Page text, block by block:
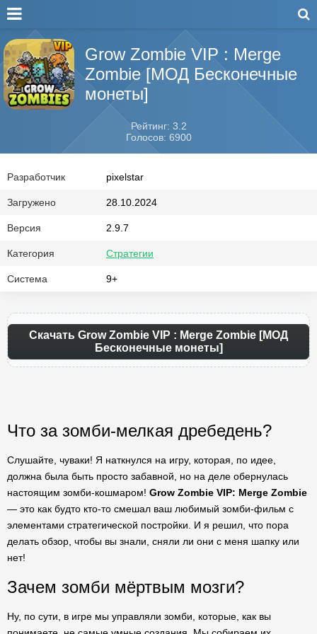
Grow Zombie VIP : Merge
Zombie [МОД Бесконечные
монеты]
Рейтинг: 3.2
Голосов: 6900
Разработчик pixelstar
Загружено 28.10.2024
Версия 2.9.7
Категория Стратегии
Система 9+
Скачать Grow Zombie VIP : Merge Zombie [МОД
Бесконечные монеты]
Что за зомби-мелкая дребедень?
Слушайте, чуваки! Я наткнулся на игру, которая, по идее,
должна была быть просто забавной, но на деле обернулась
настоящим зомби-кошмаром! Grow Zombie VIP: Merge Zombie
— это как будто кто-то смешал ваш любимый зомби-фильм с
элементами стратегической постройки. И я решил, что пора
делать обзор, чтобы вы знали, сняли ли они с меня шапку или
нет!
Зачем зомби мёртвым мозги?
Ну, по сути, в игре мы управляли зомби, которые, как вы